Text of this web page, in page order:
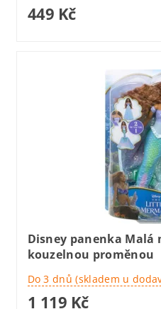
449 Kč
Disney panenka Malá
kouzelnou proměnou
Do 3 dnů (skladem u
1 119 Kč